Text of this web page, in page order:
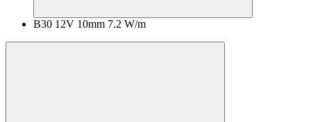
B30 12V 10mm 7.2 W/m